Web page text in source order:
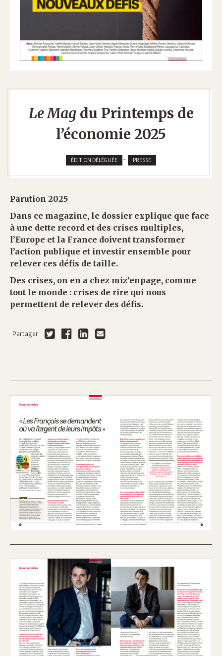
Le Magdu Printemps de
l’économie 2025
ÉDITION DÉLÉGUÉE - PRESSE
Parution 2025
Dans ce magazine, le dossier explique que face
à une dette record et des crises multiples,
l’Europe et la France doivent transformer
l’action publique et investir ensemble pour
relever ces défis de taille.
Des crises, on en a chez miz’enpage, comme
tout le monde : crises de rire qui nous
permettent de relever des défis.
Partager